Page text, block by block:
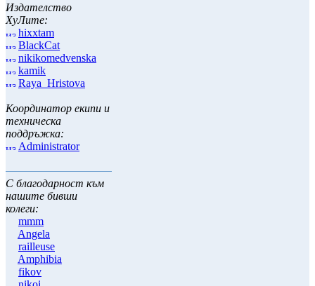
Издателство
ХуЛите:
hixxtam
BlackCat
nikikomedvenska
kamik
Raya_Hristova
Координатор екипи и
техническа
поддръжка:
Administrator
С благодарност към
нашите бивши
колеги:
mmm
Angela
railleuse
Amphibia
fikov